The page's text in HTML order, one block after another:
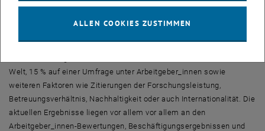
Salzburg auf 650 (Vorjahr: 601-610) und der Universität Klagenfurt
Welt, 15 % auf einer Umfrage unter Arbeitgeber_innen sowie
weiteren Faktoren wie Zitierungen der Forschungsleistung,
Betreuungsverhältnis, Nachhaltigkeit oder auch Internationalität. Die
aktuellen Ergebnisse liegen vor allem vor allem an den
Arbeitgeber_innen-Bewertungen, Beschäftigungsergebnissen und
ALLEN COOKIES ZUSTIMMEN